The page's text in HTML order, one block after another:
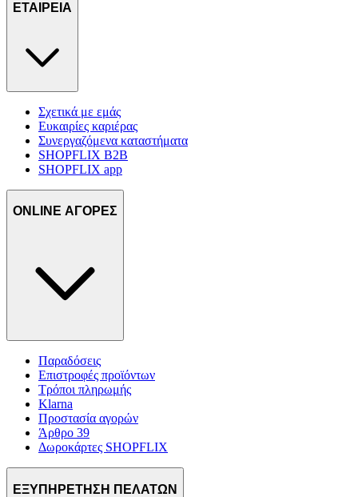
ΕΤΑΙΡΕΙΑ
Σχετικά με εμάς
Ευκαιρίες καριέρας
Συνεργαζόμενα καταστήματα
SHOPFLIX B2B
SHOPFLIX app
ONLINE ΑΓΟΡΕΣ
Παραδόσεις
Επιστροφές προϊόντων
Τρόποι πληρωμής
Klarna
Προστασία αγορών
Άρθρο 39
Δωροκάρτες SHOPFLIX
ΕΞΥΠΗΡΕΤΗΣΗ ΠΕΛΑΤΩΝ